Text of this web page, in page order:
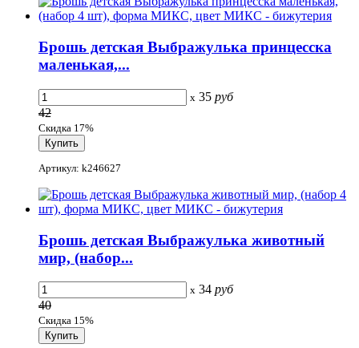
Брошь детская Выбражулька принцесска
маленькая,...
x 35 руб
42
Скидка 17%
Артикул: k246627
Брошь детская Выбражулька животный
мир, (набор...
x 34 руб
40
Скидка 15%